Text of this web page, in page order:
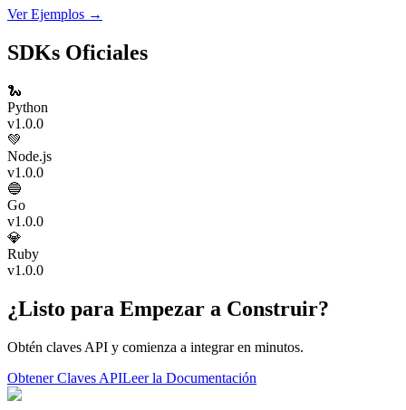
Ver Ejemplos →
SDKs Oficiales
🐍
Python
v1.0.0
💚
Node.js
v1.0.0
🔵
Go
v1.0.0
💎
Ruby
v1.0.0
¿Listo para Empezar a Construir?
Obtén claves API y comienza a integrar en minutos.
Obtener Claves APILeer la Documentación